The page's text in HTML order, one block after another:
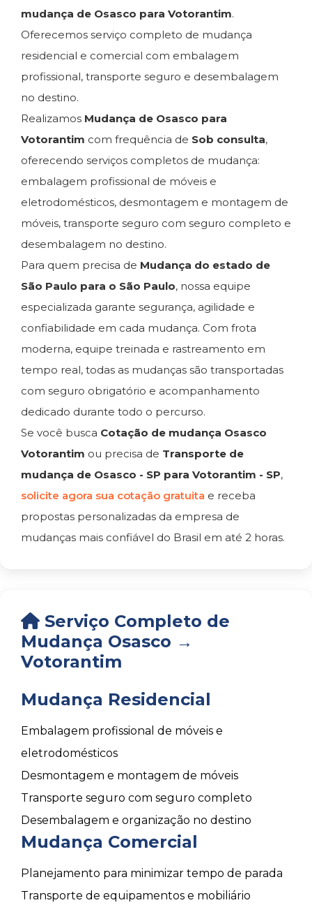
mudança de Osasco para Votorantim.
Oferecemos serviço completo de mudança
residencial e comercial com embalagem
profissional, transporte seguro e desembalagem
no destino.
Realizamos Mudança de Osasco para
Votorantim com frequência de Sob consulta,
oferecendo serviços completos de mudança:
embalagem profissional de móveis e
eletrodomésticos, desmontagem e montagem de
móveis, transporte seguro com seguro completo e
desembalagem no destino.
Para quem precisa de Mudança do estado de
São Paulo para o São Paulo, nossa equipe
especializada garante segurança, agilidade e
confiabilidade em cada mudança. Com frota
moderna, equipe treinada e rastreamento em
tempo real, todas as mudanças são transportadas
com seguro obrigatório e acompanhamento
dedicado durante todo o percurso.
Se você busca Cotação de mudança Osasco
Votorantim ou precisa de Transporte de
mudança de Osasco - SP para Votorantim - SP,
solicite agora sua cotação gratuita e receba
propostas personalizadas da empresa de
mudanças mais confiável do Brasil em até 2 horas.
Serviço Completo de
Mudança Osasco →
Votorantim
Mudança Residencial
Embalagem profissional de móveis e
eletrodomésticos
Desmontagem e montagem de móveis
Transporte seguro com seguro completo
Desembalagem e organização no destino
Mudança Comercial
Planejamento para minimizar tempo de parada
Transporte de equipamentos e mobiliário